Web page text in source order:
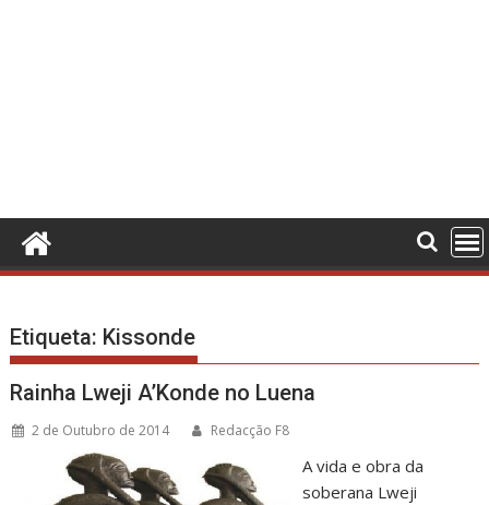
Etiqueta: Kissonde
Rainha Lweji A’Konde no Luena
2 de Outubro de 2014 Redacção F8
A vida e obra da
soberana Lweji